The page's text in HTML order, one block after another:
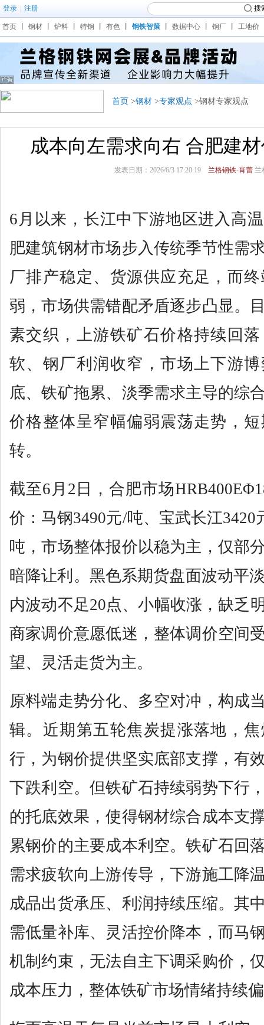
登录 注册 搜
首页 钢材 炉料 特钢 有色 钢铁智策 数据中心 钢厂 工地价
首页 >钢材 >专家观点 >钢材专家观点
成本向左需求向右 合肥建
发表日期：2026/6/3 17:20:19兰格钢铁-肖蕾 兰
6月以来，长江中下游地区进入高
肥建筑钢材市场步入传统季节性需
厂排产稳定、货源供应充足，而
弱，市场供需错配矛盾逐步凸显。
素交织，上游铁矿石价格持续回
软、钢厂利润收窄，市场上下游
底、铁矿拖累、淡季需求主导的综
价格整体呈窄幅偏弱震荡走势，
转。
截至6月2日，合肥市场
价：马钢3490元/吨、宝武长江3420
吨，市场整体报价以稳为主，仅部
暗降让利。黑色系期货盘面波动平
内波动不足20点、小幅收涨，缺乏
商家调价意愿低迷，整体调价空间
望、灵活走货为主。
原料端走势分化、多空对冲，构成
辑。近期第五轮焦炭提涨落地，
行，为钢价提供坚实底部支撑，有
下跌利空。但铁矿石持续弱势下行
的托底效果，使得钢材综合成本支
累钢价的主要成本利空。铁矿石回
需求疲软向上游传导，下游施工降
成品出货承压、利润持续压缩。其
需低量补库、灵活控价降本，而马
机制约束，无法自主下调采购价，
成本压力，整体铁矿市场情绪持续